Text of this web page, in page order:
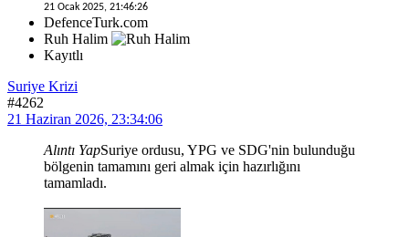
21 Ocak 2025, 21:46:26
DefenceTurk.com
Ruh Halim
Kayıtlı
Suriye Krizi
#4262
21 Haziran 2026, 23:34:06
Alıntı YapSuriye ordusu, YPG ve SDG'nin bulunduğu
bölgenin tamamını geri almak için hazırlığını
tamamladı.